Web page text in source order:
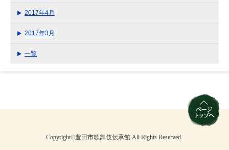
2017年4月
2017年3月
一覧
Copyright©豊田市歌舞伎伝承館 All Rights Reserved.